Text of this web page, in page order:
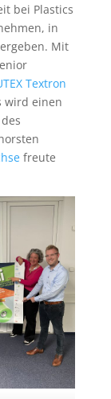
bei Plastics
in
Mit
Textron
wird einen
freute